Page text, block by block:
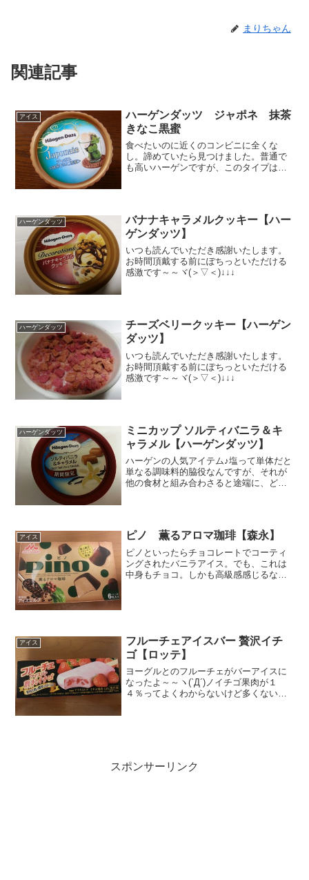
まりちゃん
関連記事
アイス
ハーゲンダッツ ジャポネ 抹茶
きなこ黒蜜
食べたいのに近くのコンビニに全くな
し。諦めていたら見つけました。普通で
も高いハーゲンですが、このタイプはさ
ハーゲンダッツ
バナナキャラメルクッキー【ハー
ゲンダッツ】
いつも読んでいただき感謝いたします。
お時間頂戴する前にぽちっといただける
感激です～～ヾ(＞▽＜)↓↓↓
ハーゲンダッツ
チーズベリークッキー【ハーゲン
ダッツ】
いつも読んでいただき感謝いたします。
お時間頂戴する前にぽちっといただける
感激です～～ヾ(＞▽＜)↓↓↓
ハーゲンダッツ
ミニカップ ソルティバニラ＆キ
ャラメル【ハーゲンダッツ】
ハーゲンの人気アイテム♪塩って単体だと
単なる調味料的脇役なんですが、それが
他の食材と組み合わさると途端に、どん
い味は想像できるんです...
アイス ピノ 薫るアロマ珈琲【森永】
ピノといったらチョコレートでコーティ
ングされたバニラアイス。でも、これは
中身もチョコ。しかも高級感感じるな
アイス
フルーチェアイスバー 贅沢イチ
ゴ【ロッテ】
ヨーグルとのフルーチェがバーアイスに
なったよ～～ヽ(`Д´)ノイチゴ果肉が１
４％ってよくわからないけど多くない
スポンサーリンク